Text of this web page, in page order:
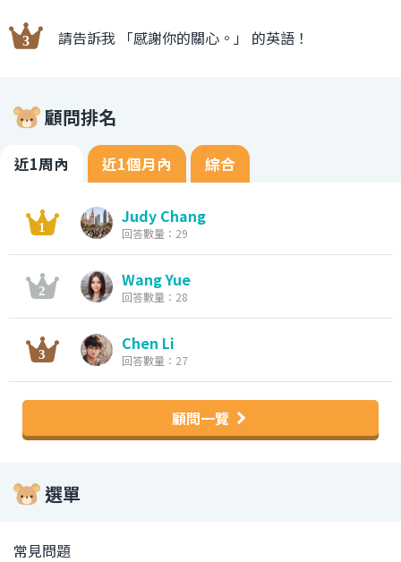
請告訴我 「感謝你的關心。」 的英語！
顧問排名
近1周內 近1個月內 綜合
Judy Chang
回答數量：29
Wang Yue
回答數量：28
Chen Li
回答數量：27
顧問一覽
選單
常見問題